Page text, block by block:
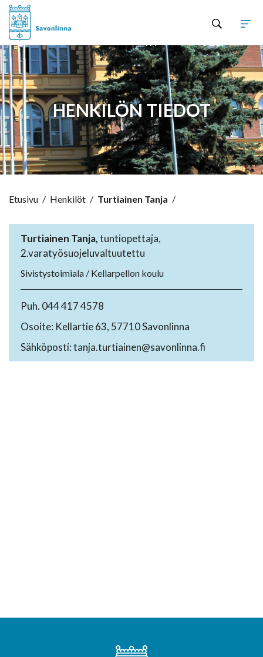
HENKILÖN TIEDOT
Etusivu / Henkilöt / Turtiainen Tanja /
Turtiainen Tanja,tuntiopettaja,
2.varatyösuojeluvaltuutettu
Sivistystoimiala / Kellarpellon koulu
Puh. 044 417 4578
Osoite: Kellartie 63, 57710 Savonlinna
Sähköposti: tanja.turtiainen@savonlinna.fi